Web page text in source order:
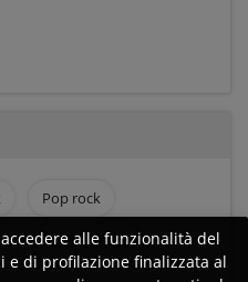
Pop rock
Rock anni 90
alle funzionalità del
e di profilazione finalizzata al